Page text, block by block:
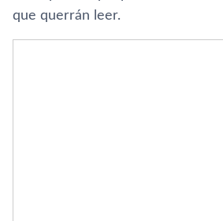
que querrán leer.